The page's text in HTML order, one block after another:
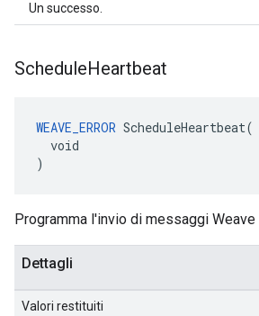
Un successo.
ScheduleHeartbeat
WEAVE_ERROR ScheduleHeartbeat(
  void
)
Programma l'invio di messaggi Weave
Dettagli
Valori restituiti